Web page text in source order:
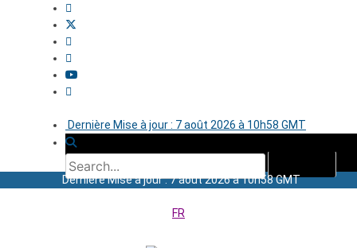
Dernière Mise à jour : 7 août 2026 à 10h58 GMT
Dernière Mise à jour : 7 août 2026 à 10h58 GMT
FR